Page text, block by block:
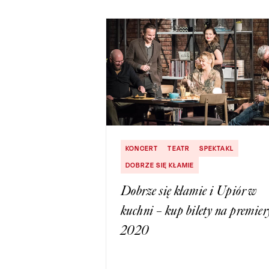
KONCERT TEATR
SPEKTAKL
DOBRZE SIĘ KŁAMIE
Dobrze się kłamie i Upiór w
kuchni – kup bilety na
2020